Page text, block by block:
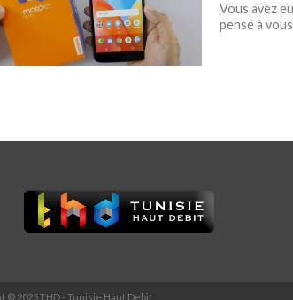
Vous avez
pensé à
© 2025 THD - Tunisie Haut Debit.